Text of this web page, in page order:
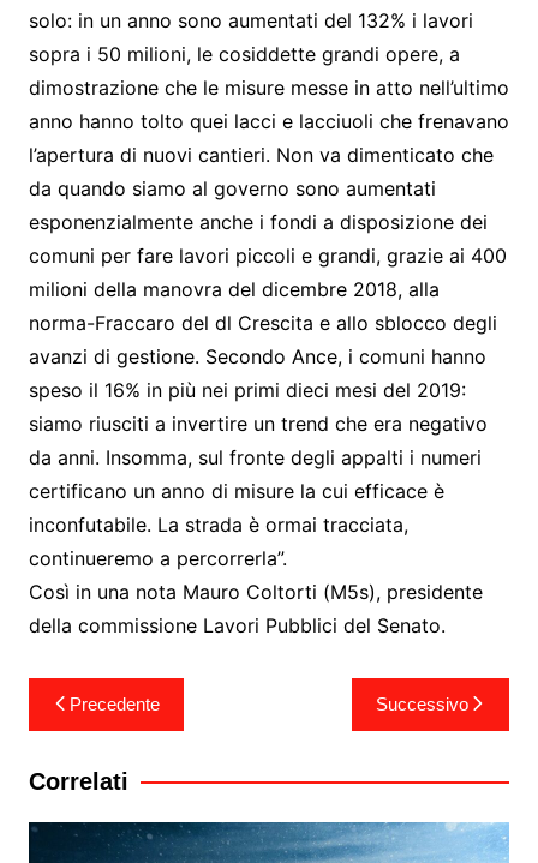
solo: in un anno sono aumentati del 132% i lavori
sopra i 50 milioni, le cosiddette grandi opere, a
dimostrazione che le misure messe in atto nell’ultimo
anno hanno tolto quei lacci e lacciuoli che frenavano
l’apertura di nuovi cantieri. Non va dimenticato che
da quando siamo al governo sono aumentati
esponenzialmente anche i fondi a disposizione dei
comuni per fare lavori piccoli e grandi, grazie ai 400
milioni della manovra del dicembre 2018, alla
norma-Fraccaro del dl Crescita e allo sblocco degli
avanzi di gestione. Secondo Ance, i comuni hanno
speso il 16% in più nei primi dieci mesi del 2019:
siamo riusciti a invertire un trend che era negativo
da anni. Insomma, sul fronte degli appalti i numeri
certificano un anno di misure la cui efficace è
inconfutabile. La strada è ormai tracciata,
continueremo a percorrerla”.
Così in una nota Mauro Coltorti (M5s), presidente
della commissione Lavori Pubblici del Senato.
Navigazione
articoli
Precedente Successivo
Correlati